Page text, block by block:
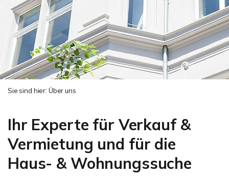
Sie sind hier: Über uns
Ihr Experte für Verkauf &
Vermietung und für die
Haus- & Wohnungssuche